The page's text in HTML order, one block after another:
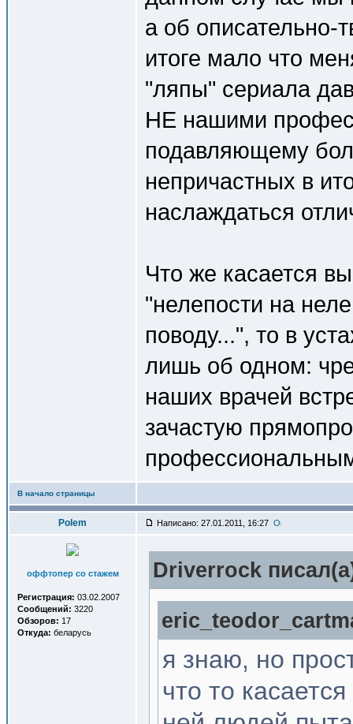
а об описательно-
итоге мало что
"ляпы" сериала
НЕ нашими
подавляющему
непричастных в
наслаждаться
Что же касается
"нелепости на
поводу...", то в
лишь об одном:
наших врачей
зачастую
В начало страницы
Polem Написано: 27.01.2011, 16:27
оффтопер со стажем
Регистрация: 03.02.2007
Сообщений: 3220
Обзоров: 17
Откуда: беларусь
Driverrock
я знаю, но
что то